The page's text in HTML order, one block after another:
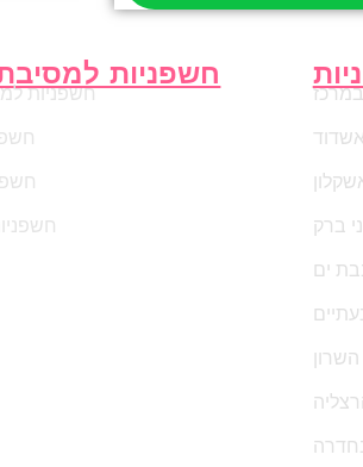
חשפניות
חשפניות
ברק
ים